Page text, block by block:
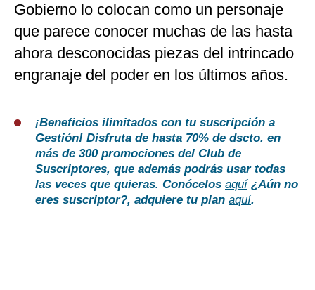
Gobierno lo colocan como un personaje
que parece conocer muchas de las hasta
ahora desconocidas piezas del intrincado
engranaje del poder en los últimos años.
¡Beneficios ilimitados con tu suscripción a
Gestión! Disfruta de hasta 70% de dscto. en
más de 300 promociones del Club de
Suscriptores, que además podrás usar todas
las veces que quieras. Conócelos aquí ¿Aún no
eres suscriptor?, adquiere tu plan aquí.